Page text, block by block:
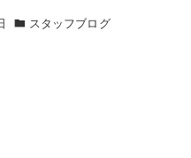
スタッフブログ